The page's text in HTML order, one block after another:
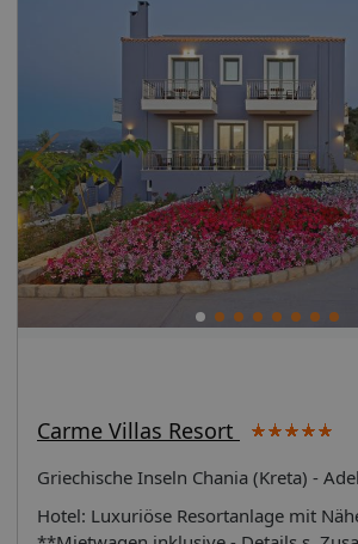
Carme Villas Resort
Griechische Inseln Chania (Kreta) -
Hotel: Luxuriöse Resortanlage mit